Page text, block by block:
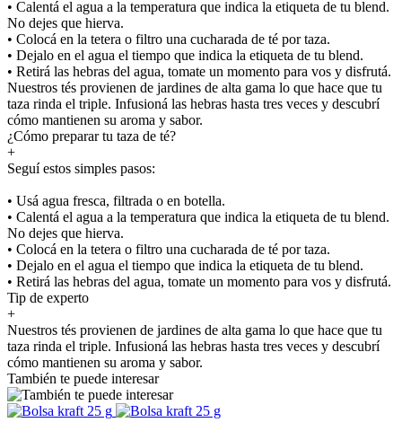
• Calentá el agua a la temperatura que indica la etiqueta de tu blend.
No dejes que hierva.
• Colocá en la tetera o filtro una cucharada de té por taza.
• Dejalo en el agua el tiempo que indica la etiqueta de tu blend.
• Retirá las hebras del agua, tomate un momento para vos y disfrutá.
Nuestros tés provienen de jardines de alta gama lo que hace que tu
taza rinda el triple. Infusioná las hebras hasta tres veces y descubrí
cómo mantienen su aroma y sabor.
¿Cómo preparar tu taza de té?
+
Seguí estos simples pasos:
• Usá agua fresca, filtrada o en botella.
• Calentá el agua a la temperatura que indica la etiqueta de tu blend.
No dejes que hierva.
• Colocá en la tetera o filtro una cucharada de té por taza.
• Dejalo en el agua el tiempo que indica la etiqueta de tu blend.
• Retirá las hebras del agua, tomate un momento para vos y disfrutá.
Tip de experto
+
Nuestros tés provienen de jardines de alta gama lo que hace que tu
taza rinda el triple. Infusioná las hebras hasta tres veces y descubrí
cómo mantienen su aroma y sabor.
También te puede interesar